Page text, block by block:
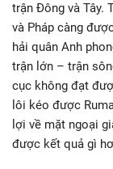
trận Đông và Tây.
và Pháp càng
hải quân Anh
trận lớn – trận
cục không đạt
lôi kéo được
lợi về mặt ngoại
được kết quả gì